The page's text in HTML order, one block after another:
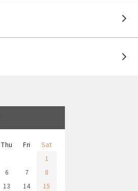
Thu Fri
Sat
1
6 7
8
13 14
15